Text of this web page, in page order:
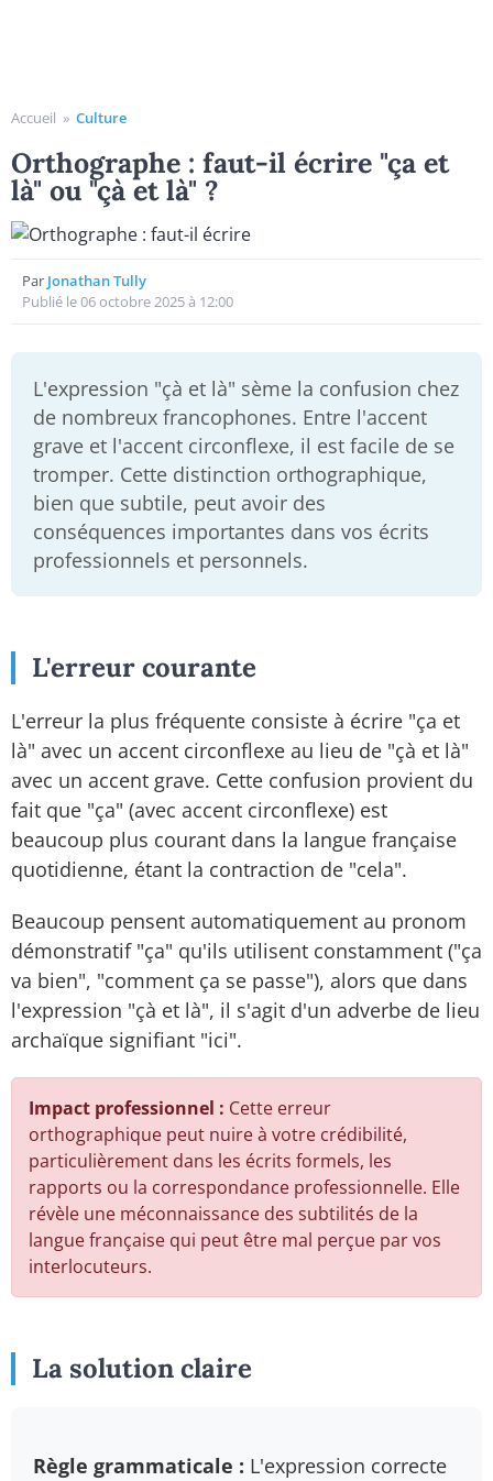
Accueil » Culture
Orthographe : faut-il écrire "ça et
là" ou "çà et là" ?
Par Jonathan Tully
Publié le 06 octobre 2025 à 12:00
L'expression "çà et là" sème la confusion chez
de nombreux francophones. Entre l'accent
grave et l'accent circonflexe, il est facile de se
tromper. Cette distinction orthographique,
bien que subtile, peut avoir des
conséquences importantes dans vos écrits
professionnels et personnels.
L'erreur courante
L'erreur la plus fréquente consiste à écrire "ça et
là" avec un accent circonflexe au lieu de "çà et là"
avec un accent grave. Cette confusion provient du
fait que "ça" (avec accent circonflexe) est
beaucoup plus courant dans la langue française
quotidienne, étant la contraction de "cela".
Beaucoup pensent automatiquement au pronom
démonstratif "ça" qu'ils utilisent constamment ("ça
va bien", "comment ça se passe"), alors que dans
l'expression "çà et là", il s'agit d'un adverbe de lieu
archaïque signifiant "ici".
Impact professionnel : Cette erreur
orthographique peut nuire à votre crédibilité,
particulièrement dans les écrits formels, les
rapports ou la correspondance professionnelle. Elle
révèle une méconnaissance des subtilités de la
langue française qui peut être mal perçue par vos
interlocuteurs.
La solution claire
Règle grammaticale : L'expression correcte